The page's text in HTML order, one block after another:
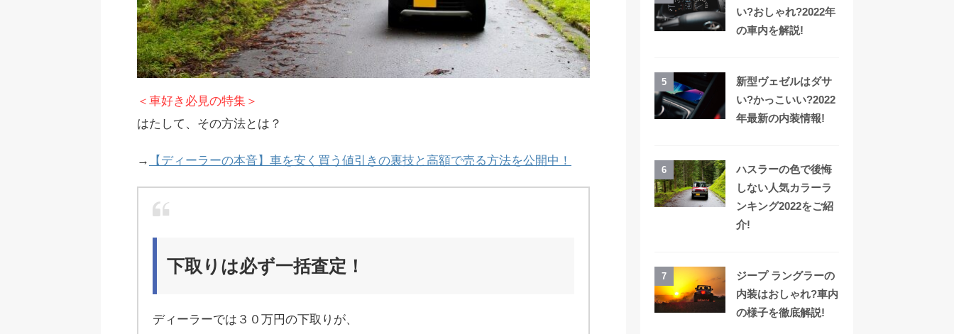
＜車好き必見の特集＞
はたして、その方法とは？
→ 【ディーラーの本音】車を安く買う値引きの裏技と高額で売る方法を公開中！
下取りは必ず一括査定！
ディーラーでは３０万円の下取りが、
い?おしゃれ?2022年
の車内を解説!
5
新型ヴェゼルはダサ
い?かっこいい?2022
年最新の内装情報!
6
ハスラーの色で後悔
しない人気カラーラ
ンキング2022をご紹
介!
7
ジープ ラングラーの
内装はおしゃれ?車内
の様子を徹底解説!